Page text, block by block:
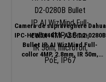
Camera de supraveghere Dahua
IPC-HFW5449T1-ASE-D2-0280B
Bullet IP, AI WizMind Full-
collor 4MP, 2.8mm, IR 50m,
microfon, PoE, IP67